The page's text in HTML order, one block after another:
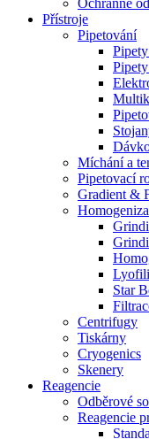
Ochranné
Přístroje
Pipetování
Míchání a
Pipetovací
Gradient &
Star
Centrifugy
Tiskárny
Cryogenics
Skenery
Reagencie
Odběrové
Reagencie